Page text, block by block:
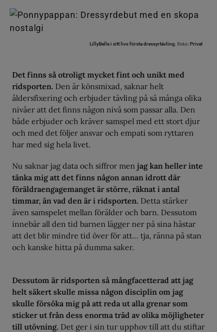
LillyBelle i sitt livs första dressyrtävling. Foto: Privat
Det finns så otroligt mycket fint och unikt med
ridsporten. Den är könsmixad, saknar helt
åldersfixering och erbjuder tävling på så många olika
nivåer att det finns någon nivå som passar alla. Den
både erbjuder och kräver samspel med ett stort djur
och med det följer ansvar och empati som ryttaren
har med sig hela livet.
Nu saknar jag data och siffror men jag kan heller inte
tänka mig att det finns någon annan idrott där
föräldraengagemanget är större, räknat i antal
timmar, än vad den är i ridsporten. Detta stärker
även samspelet mellan förälder och barn. Dessutom
innebär all den tid barnen lägger ner på sina hästar
att det blir mindre tid över för att… tja, ränna på stan
och kanske hitta på dumma saker.
Dessutom är ridsporten så mångfacetterad att jag
helt säkert skulle missa någon disciplin om jag
skulle försöka mig på att reda ut alla grenar som
sticker ut från dess enorma träd av olika möjligheter
till utövning. Det ger i sin tur upphov till att du stiftar